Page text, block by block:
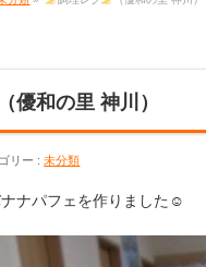
（優和の里 神川）
リー :未分類
ナパフェを作りました☺